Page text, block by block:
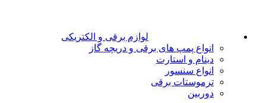
لوازم برقی و الکتریکی
انواع پمپ های برقی و دریچه گاز
دینام و استارت
انواع سنسور
ترموستات برقی
دوربین